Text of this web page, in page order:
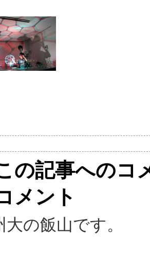
の記事へのコ
メント
大の飯山です。